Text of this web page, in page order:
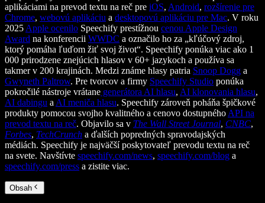
aplikáciami na prevod textu na reč pre iOS, Android, rozšírenie pre
Chrome, webovú aplikáciu a desktopovú aplikáciu pre Mac. V roku
2025 Apple ocenilo Speechify prestížnou cenou Apple Design
Award na konferencii WWDC a označilo ho za „kľúčový zdroj,
ktorý pomáha ľuďom žiť svoj život“. Speechify ponúka viac ako 1
000 prirodzene znejúcich hlasov v 60+ jazykoch a používa sa
takmer v 200 krajinách. Medzi známe hlasy patria Snoop Dogg a
Gwyneth Paltrow. Pre tvorcov a firmy Speechify Studio ponúka
pokročilé nástroje vrátane generátora AI hlasu, AI klonovania hlasu,
AI dabingu a AI meniča hlasu. Speechify zároveň poháňa špičkové
produkty pomocou svojho kvalitného a cenovo dostupného API na
prevod textu na reč. Objavilo sa v The Wall Street Journal, CNBC,
Forbes, TechCrunch a ďalších popredných spravodajských
médiách. Speechify je najväčší poskytovateľ prevodu textu na reč
na svete. Navštívte speechify.com/news, speechify.com/blog a
speechify.com/press a zistite viac.
Obsah